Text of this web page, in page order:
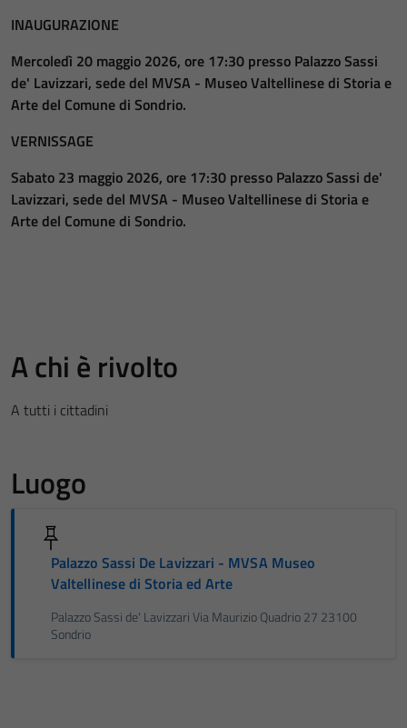
INAUGURAZIONE
Mercoledì 20 maggio 2026, ore 17:30 presso Palazzo Sassi
de' Lavizzari, sede del MVSA - Museo Valtellinese di Storia e
Arte del Comune di Sondrio.
VERNISSAGE
Sabato 23 maggio 2026, ore 17:30 presso Palazzo Sassi de'
Lavizzari, sede del MVSA - Museo Valtellinese di Storia e
Arte del Comune di Sondrio.
A chi è rivolto
A tutti i cittadini
Luogo
Palazzo Sassi De Lavizzari - MVSA Museo
Valtellinese di Storia ed Arte
Palazzo Sassi de' Lavizzari Via Maurizio Quadrio 27 23100
Sondrio